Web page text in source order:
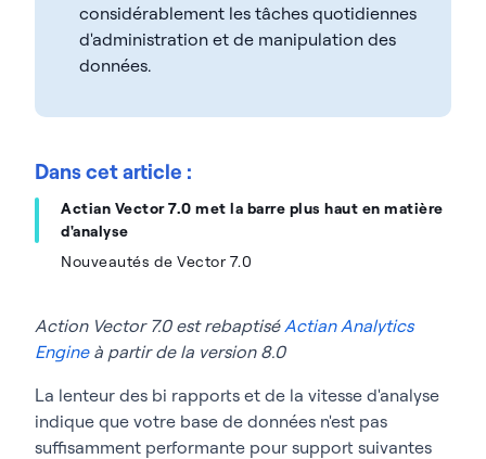
considérablement les tâches quotidiennes
d'administration et de manipulation des
données.
Dans cet article :
Actian Vector 7.0 met la barre plus haut en matière
d'analyse
Nouveautés de Vector 7.0
Action Vector 7.0 est rebaptisé Actian Analytics
Engineà partir de la version 8.0
La lenteur des bi rapports et de la vitesse d'analyse
indique que votre base de données n'est pas
suffisamment performante pour support suivantes